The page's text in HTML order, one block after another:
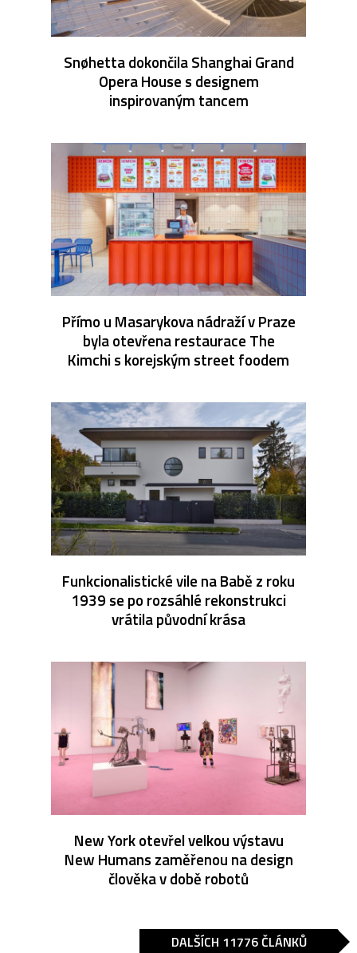
Snøhetta dokončila Shanghai Grand
Opera House s designem
inspirovaným tancem
Přímo u Masarykova nádraží v Praze
byla otevřena restaurace The
Kimchi s korejským street foodem
Funkcionalistické vile na Babě z roku
1939 se po rozsáhlé rekonstrukci
vrátila původní krása
New York otevřel velkou výstavu
New Humans zaměřenou na design
člověka v době robotů
DALŠÍCH 11776 ČLÁNKŮ